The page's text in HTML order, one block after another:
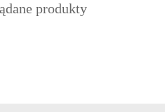
produkty